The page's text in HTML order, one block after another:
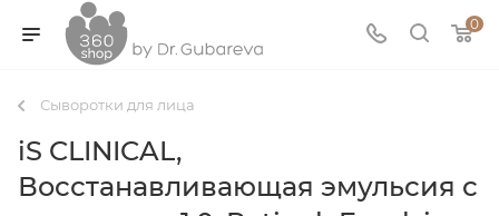
0
Сыворотки для лица
iS CLINICAL,
Восстанавливающая эмульсия с